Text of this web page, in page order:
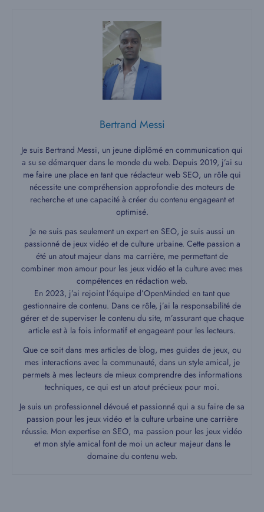
Bertrand Messi
Je suis Bertrand Messi, un jeune diplômé en communication qui
a su se démarquer dans le monde du web. Depuis 2019, j’ai su
me faire une place en tant que rédacteur web SEO, un rôle qui
nécessite une compréhension approfondie des moteurs de
recherche et une capacité à créer du contenu engageant et
optimisé.
Je ne suis pas seulement un expert en SEO, je suis aussi un
passionné de jeux vidéo et de culture urbaine. Cette passion a
été un atout majeur dans ma carrière, me permettant de
combiner mon amour pour les jeux vidéo et la culture avec mes
compétences en rédaction web.
En 2023, j’ai rejoint l’équipe d’OpenMinded en tant que
gestionnaire de contenu. Dans ce rôle, j’ai la responsabilité de
gérer et de superviser le contenu du site, m’assurant que chaque
article est à la fois informatif et engageant pour les lecteurs.
Que ce soit dans mes articles de blog, mes guides de jeux, ou
mes interactions avec la communauté, dans un style amical, je
permets à mes lecteurs de mieux comprendre des informations
techniques, ce qui est un atout précieux pour moi.
Je suis un professionnel dévoué et passionné qui a su faire de sa
passion pour les jeux vidéo et la culture urbaine une carrière
réussie. Mon expertise en SEO, ma passion pour les jeux vidéo
et mon style amical font de moi un acteur majeur dans le
domaine du contenu web.